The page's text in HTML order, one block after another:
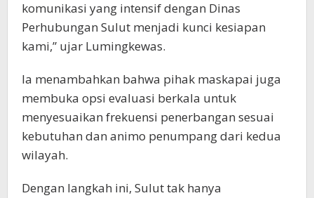
komunikasi yang intensif dengan Dinas
Perhubungan Sulut menjadi kunci kesiapan
kami,” ujar Lumingkewas.
Ia menambahkan bahwa pihak maskapai juga
membuka opsi evaluasi berkala untuk
menyesuaikan frekuensi penerbangan sesuai
kebutuhan dan animo penumpang dari kedua
wilayah.
Dengan langkah ini, Sulut tak hanya